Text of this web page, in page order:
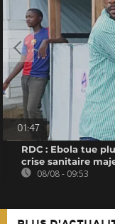
01:47
RDC : Ebola tue
crise sanitaire
08/08 - 09:53